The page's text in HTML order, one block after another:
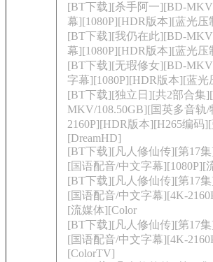
[BT下载][杀手阿一][BD-
幕][1080P][HDR版本][蓝光压
[BT下载][我仍在此][BD-
幕][1080P][HDR版本][蓝光压
[BT下载][无瑕修女][BD-
字幕][1080P][HDR版本][蓝光
[BT下载][独立日][共2部合集
MKV/108.50GB][国英多音轨
2160P][HDR版本][H265编码
[DreamHD]
[BT下载][凡人修仙传][第17集
[国语配音/中文字幕][1080P][
[BT下载][凡人修仙传][第17集
[国语配音/中文字幕][4K-
[流媒体][Color
[BT下载][凡人修仙传][第17集
[国语配音/中文字幕][4K-
[ColorTV]